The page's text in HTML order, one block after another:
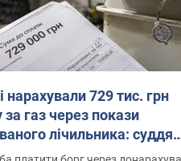
нарахували 729 тис. грн
за газ через покази
лічильника: суддя
неочікуване рішення